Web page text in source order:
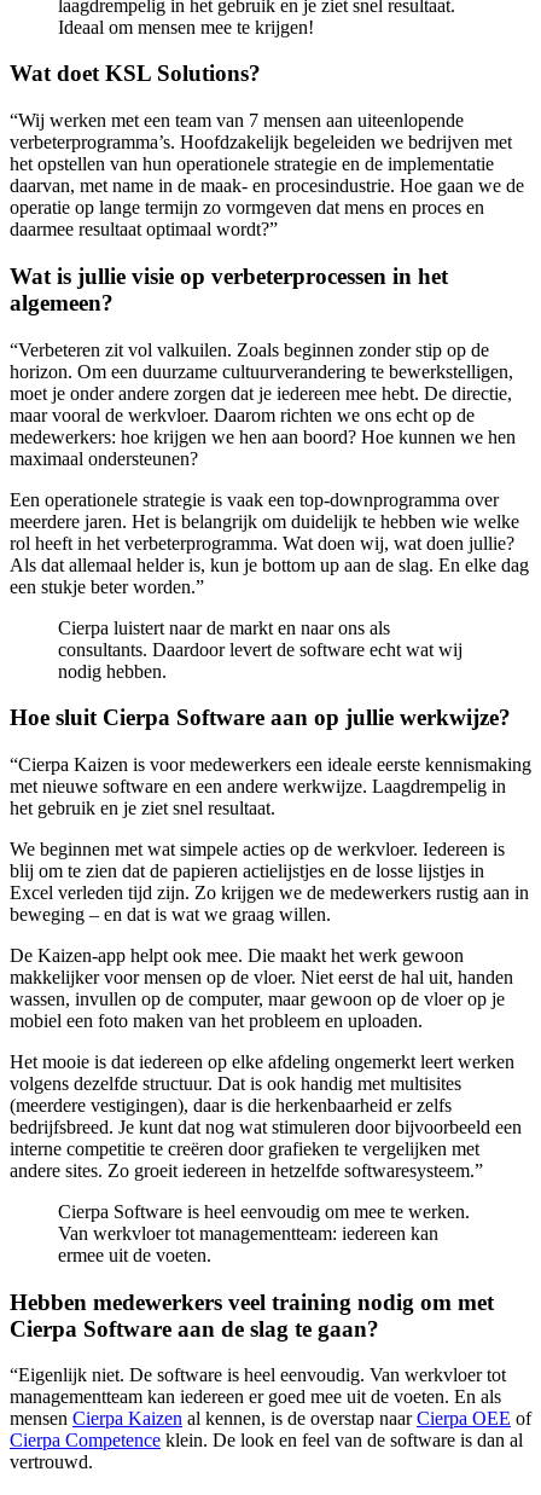
laagdrempelig in het gebruik en je ziet snel resultaat.
Ideaal om mensen mee te krijgen!
Wat doet KSL Solutions?
“Wij werken met een team van 7 mensen aan uiteenlopende
verbeterprogramma’s. Hoofdzakelijk begeleiden we bedrijven met
het opstellen van hun operationele strategie en de implementatie
daarvan, met name in de maak- en procesindustrie. Hoe gaan we de
operatie op lange termijn zo vormgeven dat mens en proces en
daarmee resultaat optimaal wordt?”
Wat is jullie visie op verbeterprocessen in het
algemeen?
“Verbeteren zit vol valkuilen. Zoals beginnen zonder stip op de
horizon. Om een duurzame cultuurverandering te bewerkstelligen,
moet je onder andere zorgen dat je iedereen mee hebt. De directie,
maar vooral de werkvloer. Daarom richten we ons echt op de
medewerkers: hoe krijgen we hen aan boord? Hoe kunnen we hen
maximaal ondersteunen?
Een operationele strategie is vaak een top-downprogramma over
meerdere jaren. Het is belangrijk om duidelijk te hebben wie welke
rol heeft in het verbeterprogramma. Wat doen wij, wat doen jullie?
Als dat allemaal helder is, kun je bottom up aan de slag. En elke dag
een stukje beter worden.”
Cierpa luistert naar de markt en naar ons als
consultants. Daardoor levert de software echt wat wij
nodig hebben.
Hoe sluit Cierpa Software aan op jullie werkwijze?
“Cierpa Kaizen is voor medewerkers een ideale eerste kennismaking
met nieuwe software en een andere werkwijze. Laagdrempelig in
het gebruik en je ziet snel resultaat.
We beginnen met wat simpele acties op de werkvloer. Iedereen is
blij om te zien dat de papieren actielijstjes en de losse lijstjes in
Excel verleden tijd zijn. Zo krijgen we de medewerkers rustig aan in
beweging – en dat is wat we graag willen.
De Kaizen-app helpt ook mee. Die maakt het werk gewoon
makkelijker voor mensen op de vloer. Niet eerst de hal uit, handen
wassen, invullen op de computer, maar gewoon op de vloer op je
mobiel een foto maken van het probleem en uploaden.
Het mooie is dat iedereen op elke afdeling ongemerkt leert werken
volgens dezelfde structuur. Dat is ook handig met multisites
(meerdere vestigingen), daar is die herkenbaarheid er zelfs
bedrijfsbreed. Je kunt dat nog wat stimuleren door bijvoorbeeld een
interne competitie te creëren door grafieken te vergelijken met
andere sites. Zo groeit iedereen in hetzelfde softwaresysteem.”
Cierpa Software is heel eenvoudig om mee te werken.
Van werkvloer tot managementteam: iedereen kan
ermee uit de voeten.
Hebben medewerkers veel training nodig om met
Cierpa Software aan de slag te gaan?
“Eigenlijk niet. De software is heel eenvoudig. Van werkvloer tot
managementteam kan iedereen er goed mee uit de voeten. En als
mensen Cierpa Kaizen al kennen, is de overstap naarCierpa OEE of
Cierpa Competence klein. De look en feel van de software is dan al
vertrouwd.